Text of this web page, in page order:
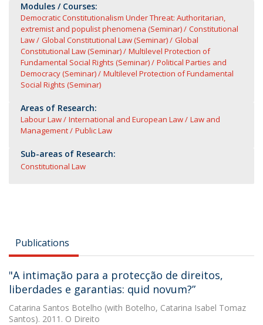
Modules / Courses:
Democratic Constitutionalism Under Threat: Authoritarian,
extremist and populist phenomena (Seminar)
Constitutional
Law
Global Constitutional Law (Seminar)
Global
Constitutional Law (Seminar)
Multilevel Protection of
Fundamental Social Rights (Seminar)
Political Parties and
Democracy (Seminar)
Multilevel Protection of Fundamental
Social Rights (Seminar)
Areas of Research:
Labour Law International and European Law
Law and
Management
Public Law
Sub-areas of Research:
Constitutional Law
Publications
"A intimação para a protecção de direitos,
liberdades e garantias: quid novum?”
Catarina Santos Botelho (with Botelho, Catarina Isabel Tomaz
Santos). 2011. O Direito